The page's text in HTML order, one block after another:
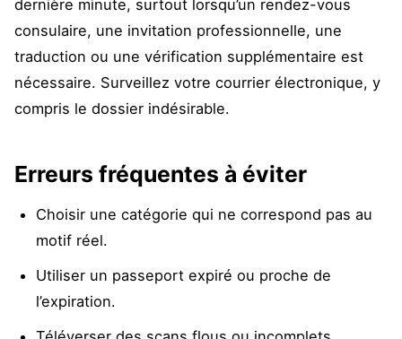
dernière minute, surtout lorsqu’un rendez-vous
consulaire, une invitation professionnelle, une
traduction ou une vérification supplémentaire est
nécessaire. Surveillez votre courrier électronique, y
compris le dossier indésirable.
Erreurs fréquentes à éviter
Choisir une catégorie qui ne correspond pas au
motif réel.
Utiliser un passeport expiré ou proche de
l’expiration.